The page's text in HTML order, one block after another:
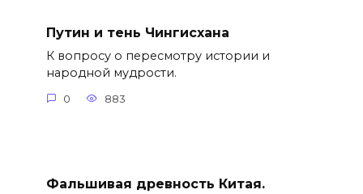
Путин и тень Чингисхана
К вопросу о пересмотру истории и
народной мудрости.
0 883
Фальшивая древность Китая.